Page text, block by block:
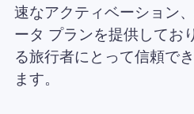
Nomad eSIMを使用する
速なアクティベーション
ータ プランを提供してお
る旅行者にとって信頼で
ます。